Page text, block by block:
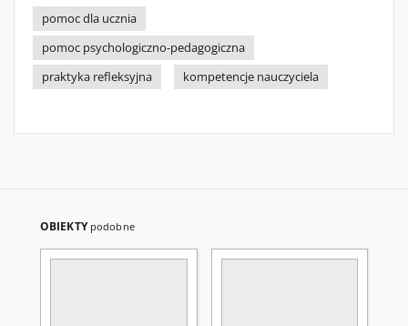
pomoc dla ucznia
pomoc psychologiczno-pedagogiczna
praktyka refleksyjna
kompetencje nauczyciela
OBIEKTY podobne